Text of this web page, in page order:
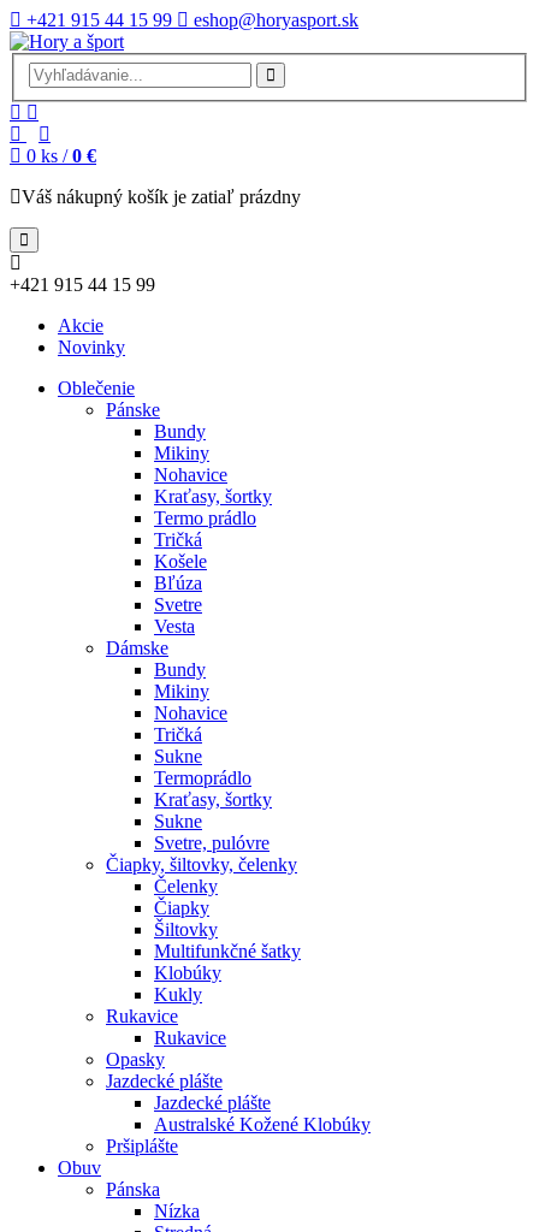
+421 915 44 15 99 eshop@horyasport.sk
0 ks / 0 €
Váš nákupný košík je zatiaľ prázdny
+421 915 44 15 99
Akcie
Novinky
Oblečenie
Pánske
Bundy
Mikiny
Nohavice
Kraťasy, šortky
Termo prádlo
Tričká
Košele
Bľúza
Svetre
Vesta
Dámske
Bundy
Mikiny
Nohavice
Tričká
Sukne
Termoprádlo
Kraťasy, šortky
Sukne
Svetre, pulóvre
Čiapky, šiltovky, čelenky
Čelenky
Čiapky
Šiltovky
Multifunkčné šatky
Klobúky
Kukly
Rukavice
Rukavice
Opasky
Jazdecké plášte
Jazdecké plášte
Australské Kožené Klobúky
Pršiplášte
Obuv
Pánska
Nízka